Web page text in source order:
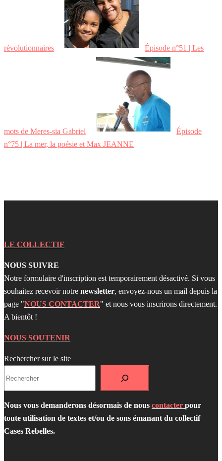
révolutionnaires Épisode n°51 | Les
mots de Meres-sia Gabriel
Épisode
n°75 | La mer, la poésie et Max JEANNE
LE COLLECTIF
NOUS SUIVRE
Notre formulaire d'inscription est temporairement désactivé. Si vous
souhaitez recevoir notre newsletter, envoyez-nous un mail depuis la
page "NOUS CONTACTER" et nous vous inscrirons directement.
A bientôt !
NOUS SOUTENIR
Rechercher sur le site
Nous vous demanderons désormais de nous contacter pour
toute utilisation de textes et/ou de sons émanant du collectif
Cases Rebelles.